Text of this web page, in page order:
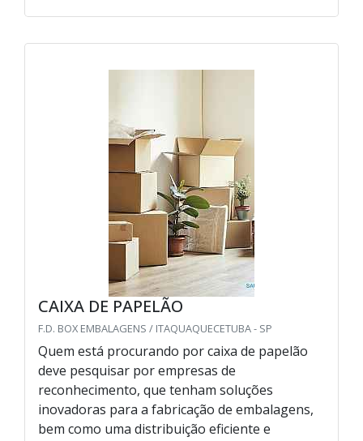
CAIXA DE PAPELÃO
F.D. BOX EMBALAGENS / ITAQUAQUECETUBA - SP
Quem está procurando por caixa de papelão
deve pesquisar por empresas de
reconhecimento, que tenham soluções
inovadoras para a fabricação de embalagens,
bem como uma distribuição eficiente e